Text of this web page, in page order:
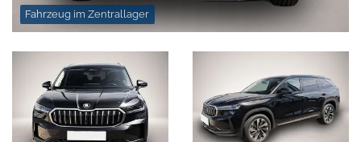
Fahrzeug im Zentrallager